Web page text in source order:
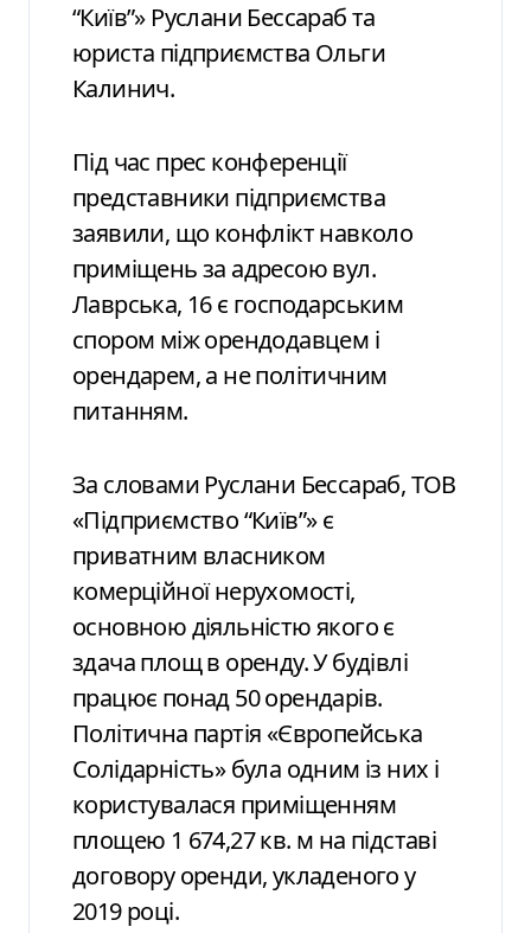
“Київ”» Руслани Бессараб та
юриста підприємства Ольги
Калинич.
Під час прес конференції
представники підприємства
заявили, що конфлікт навколо
приміщень за адресою вул.
Лаврська, 16 є господарським
спором між орендодавцем і
орендарем, а не політичним
питанням.
За словами Руслани Бессараб, ТОВ
«Підприємство “Київ”» є
приватним власником
комерційної нерухомості,
основною діяльністю якого є
здача площ в оренду. У будівлі
працює понад 50 орендарів.
Політична партія «Європейська
Солідарність» була одним із них і
користувалася приміщенням
площею 1 674,27 кв. м на підставі
договору оренди, укладеного у
2019 році.